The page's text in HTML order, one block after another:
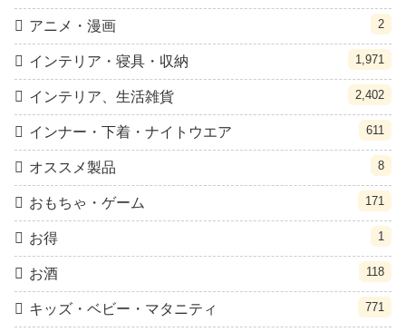
アニメ・漫画 2
インテリア・寝具・収納 1,971
インテリア、生活雑貨 2,402
インナー・下着・ナイトウエア 611
オススメ製品 8
おもちゃ・ゲーム 171
お得 1
お酒 118
キッズ・ベビー・マタニティ 771